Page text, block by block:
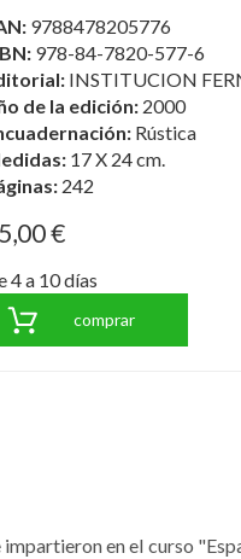
9788478205776
978-84-7820-577-6
INSTITUCION
de la edición: 2000
Rústica
17 X 24 cm.
242
€
4 a 10 días
comprar
en el curso